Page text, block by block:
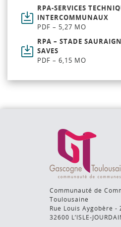
RPA-SERVICES
INTERCOMMUNAUX
PDF – 5,27 MO
RPA – STADE
SAVES
PDF – 6,15 MO
Communauté de
Toulousaine
Rue Louis Aygobère -
32600 L’ISLE-